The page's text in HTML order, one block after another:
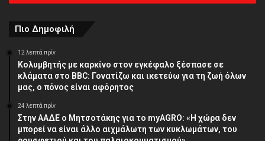
διεύθυνση
Πιο Δημοφιλή
12 λεπτά πρίν
Κολυμβητής με καρκίνο στον εγκέφαλο ξέσπασε σε
κλάματα στο BBC: Γονατίζω και ικετεύω για τη ζωή όλων
μας, ο πόνος είναι αφόρητος
24 λεπτά πρίν
Στην ΑΑΔΕ ο Μητσοτάκης για το myAGRO: «Η χώρα δεν
μπορεί να είναι άλλο αιχμάλωτη των κυκλωμάτων, του